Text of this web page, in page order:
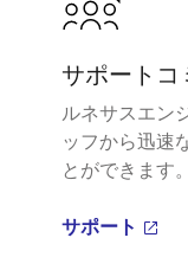
サポートコ
ルネサスエン
ッフから迅速
とができます。
サポート